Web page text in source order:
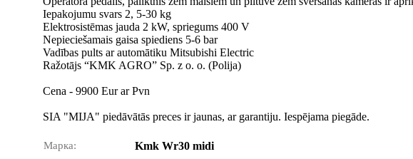
Iepakojumu svars 2, 5-30 kg
Elektrosistēmas jauda 2 kW, spriegums 400 V
Nepieciešamais gaisa spiediens 5-6 bar
Vadības pults ar automātiku Mitsubishi Electric
Ražotājs “KMK AGRO” Sp. z o. o. (Polija)
Cena - 9900 Eur ar Pvn
SIA "MIJA" piedāvātās preces ir jaunas, ar garantiju. Iespējama piegāde.
Марка: Kmk Wr30 midi